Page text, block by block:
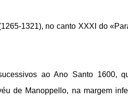
1321), no canto XXXI do
ao Ano Santo 1600,
de Manoppello, na margem